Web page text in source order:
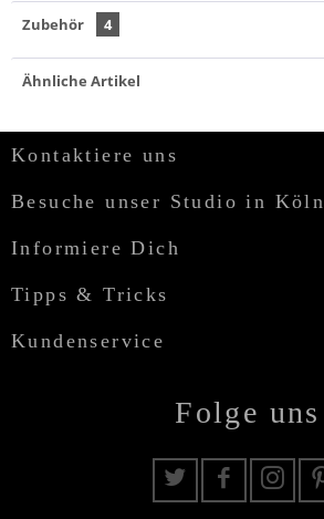
Zubehör 4
Ähnliche Artikel
Kontaktiere uns
Besuche unser Studio in Köln
Informiere Dich
Tipps & Tricks
Kundenservice
Folge uns